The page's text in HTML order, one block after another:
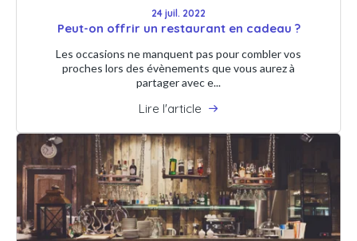
24 juil. 2022
Peut-on offrir un restaurant en cadeau ?
Les occasions ne manquent pas pour combler vos
proches lors des évènements que vous aurez à
partager avec e...
Lire l'article